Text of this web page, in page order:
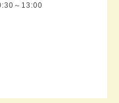
～13:00